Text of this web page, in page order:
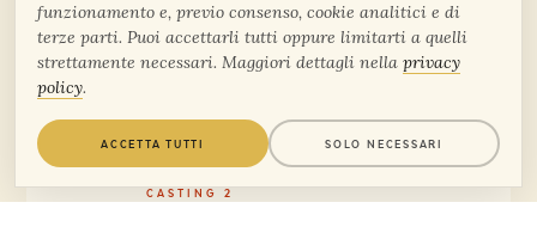
01
CASTING 1
ATTORI E COMPARSE
Riprese: lunedì 8 giugno 2026, nei
CASTING 2
funzionamento e, previo consenso, cookie analitici e di
terze parti. Puoi accettarli tutti oppure limitarti a quelli
strettamente necessari. Maggiori dettagli nella privacy
policy.
ACCETTA TUTTI SOLO NECESSARI